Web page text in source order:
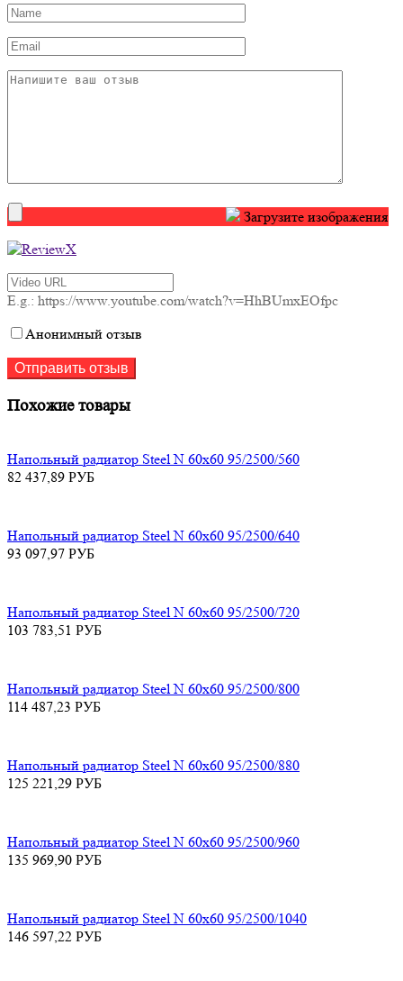
Загрузите изображения
E.g.: https://www.youtube.com/watch?v=HhBUmxEOfpc
Анонимный отзыв
Похожие товары
Напольный радиатор Steel N 60х60 95/2500/560
82 437,89 РУБ
Напольный радиатор Steel N 60х60 95/2500/640
93 097,97 РУБ
Напольный радиатор Steel N 60х60 95/2500/720
103 783,51 РУБ
Напольный радиатор Steel N 60х60 95/2500/800
114 487,23 РУБ
Напольный радиатор Steel N 60х60 95/2500/880
125 221,29 РУБ
Напольный радиатор Steel N 60х60 95/2500/960
135 969,90 РУБ
Напольный радиатор Steel N 60х60 95/2500/1040
146 597,22 РУБ